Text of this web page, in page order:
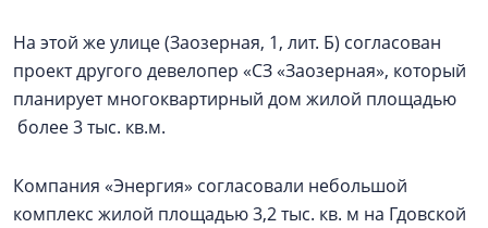
На этой же улице (Заозерная, 1, лит. Б) согласован
проект другого девелопер «СЗ «Заозерная», который
планирует многоквартирный дом жилой площадью
более 3 тыс. кв.м.
Компания «Энергия» согласовали небольшой
комплекс жилой площадью 3,2 тыс. кв. м на Гдовской